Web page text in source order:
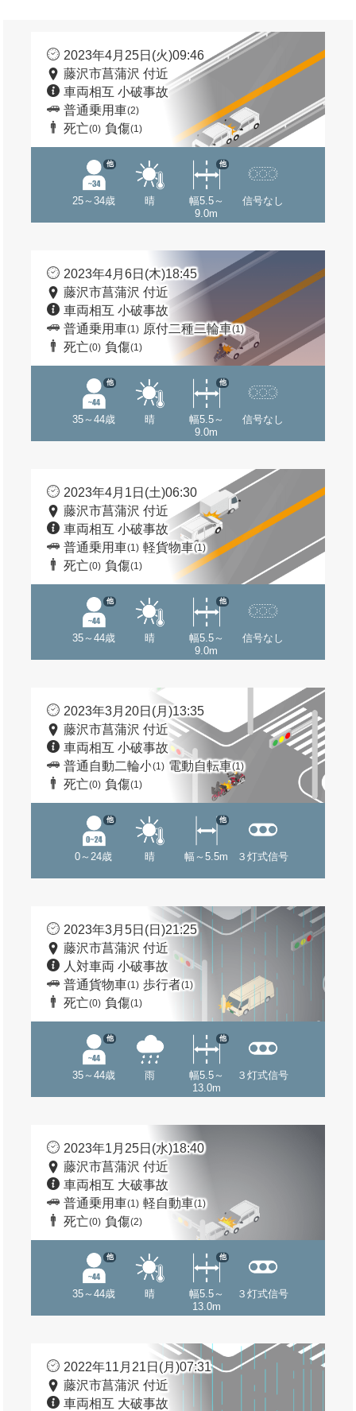
2023年4月25日(火)09:46
藤沢市菖蒲沢 付近
車両相互 小破事故
普通乗用車(2)
死亡(0) 負傷(1)
25～34歳
他
晴
幅5.5～
9.0m
他
信号なし
2023年4月6日(木)18:45
藤沢市菖蒲沢 付近
車両相互 小破事故
普通乗用車(1) 原付二種二輪車(1)
死亡(0) 負傷(1)
35～44歳
他
晴
幅5.5～
9.0m
他
信号なし
2023年4月1日(土)06:30
藤沢市菖蒲沢 付近
車両相互 小破事故
普通乗用車(1) 軽貨物車(1)
死亡(0) 負傷(1)
35～44歳
他
晴
幅5.5～
9.0m
他
信号なし
2023年3月20日(月)13:35
藤沢市菖蒲沢 付近
車両相互 小破事故
普通自動二輪小(1) 電動自転車(1)
死亡(0) 負傷(1)
0～24歳
他
晴 幅～5.5m
他
３灯式信号
2023年3月5日(日)21:25
藤沢市菖蒲沢 付近
人対車両 小破事故
普通貨物車(1) 歩行者(1)
死亡(0) 負傷(1)
35～44歳
他
雨
幅5.5～
13.0m
他
３灯式信号
2023年1月25日(水)18:40
藤沢市菖蒲沢 付近
車両相互 大破事故
普通乗用車(1) 軽自動車(1)
死亡(0) 負傷(2)
35～44歳
他
晴
幅5.5～
13.0m
他
３灯式信号
2022年11月21日(月)07:31
藤沢市菖蒲沢 付近
車両相互 大破事故